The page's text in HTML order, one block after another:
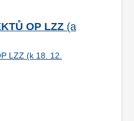
OP LZZ (a
LZZ (k 18. 12.